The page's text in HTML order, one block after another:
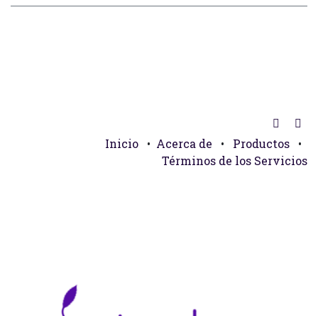
Inicio • Acerca de • Productos
•
Términos de los Servicios